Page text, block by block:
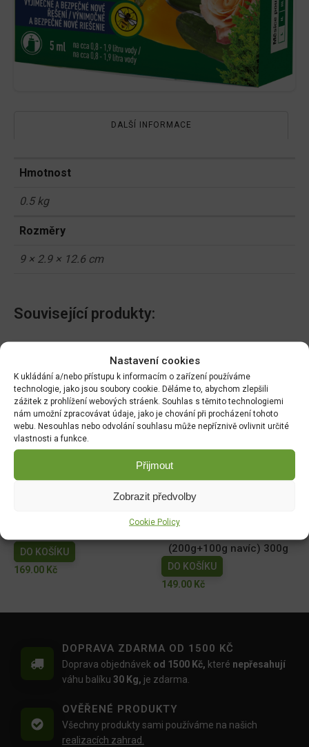
Nastavení cookies
K ukládání a/nebo přístupu k informacím o zařízení používáme
technologie, jako jsou soubory cookie. Děláme to, abychom zlepšili
zážitek z prohlížení webových stráenk. Souhlas s těmito technologiemi
nám umožní zpracovávat údaje, jako je chování při procházení tohoto
webu. Nesouhlas nebo odvolání souhlasu může nepříznivě ovlivnit určité
vlastnosti a funkce.
Přijmout
Zobrazit předvolby
Cookie Policy
DALŠÍ INFORMACE
Hmotnost
0.5 kg
Rozměry
9 × 2.9 × 12.6 cm
Související produkty:
technologií 5CS 20ml
DO KOŠÍKU
110.00Kč
molicím a housenkám
15ml (Delta insekticid)
DO KOŠÍKU
79.00Kč
AgroBio Proti mšicím,
199.00
DO KOŠÍKU
169.00 Kč
(200g+100g navíc) 300g
DO KOŠÍKU
149.00 Kč
DOPRAVA ZDARMA OD 1500 KČ
Doprava objednávek od 1500 Kč, které nepřesahují
váhu balíku 30 Kg, je zdarma.
OVĚŘENÉ PRODUKTY
Všechny produkty sami používáme na našich
realizacích zahrad.